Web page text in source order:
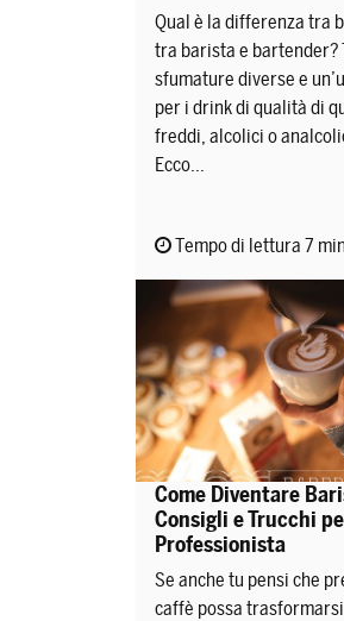
Qual è la differenza tra
tra barista e bartender?
sfumature diverse e
per i drink di qualità di
freddi, alcolici o
Ecco...
Tempo di lettura 7
Come Diventare
Consigli e Trucchi
Professionista
Se anche tu pensi che
caffè possa